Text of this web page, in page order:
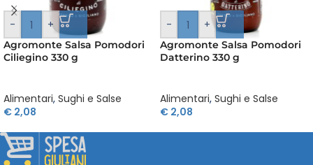
- +
Agromonte Salsa Pomodori
Ciliegino 330 g
Alimentari, Sughi e Salse
€ 2,08
- +
Agromonte Salsa Pomodori
Datterino 330 g
Alimentari, Sughi e Salse
€ 2,08